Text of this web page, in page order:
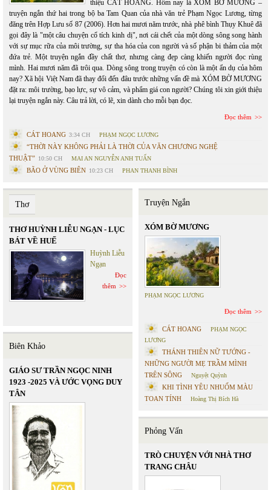
thiệu CÁT HOANG. Hôm nay là XÓM BỜ MƯƠNG –
truyện ngắn thứ hai trong bộ ba Tam Quan của nhà văn trẻ Phạm Ngọc Lương, từng
đăng trên Hợp Lưu số 87 (2006). Hơn hai mươi năm trước, nhà phê bình Thụy Khuê đã
gọi đây là "một câu chuyện cổ tích kinh dị", nơi cái chết của một dòng sông song hành
với sự mục rữa của môi trường, sự tha hóa của con người và số phận bi thảm của một
đứa trẻ. Một truyện ngắn đầy chất thơ, nhưng càng đẹp càng khiến người đọc rùng
mình. Hai mươi năm đã trôi qua. Dòng sông trong truyện có còn là một ẩn dụ của hôm
nay? Xã hội Việt Nam đã thay đổi đến đâu trước những vấn đề mà XÓM BỜ MƯƠNG
đặt ra: môi trường, bạo lực, sự vô cảm, và phẩm giá con người? Chúng tôi xin giới thiệu
lại truyện ngắn này. Câu trả lời, có lẽ, xin dành cho mỗi bạn đọc.
Đọc thêm
CÁT HOANG 3:34 CH PHẠM NGỌC LƯƠNG
“THỜI NÀY KHÔNG PHẢI LÀ THỜI CỦA VĂN CHƯƠNG NGHỆ
THUẬT” 10:50 CH MAI AN NGUYỄN ANH TUẤN
BÃO Ở VÙNG BIÊN 10:23 CH PHAN THANH BÌNH
Thơ
THƠ HUỲNH LIỄU NGẠN - LỤC
BÁT VỀ HUẾ
Huỳnh Liễu
Ngạn
Đọc
thêm
Biên Khảo
GIÁO SƯ TRẦN NGỌC NINH
1923 -2025 VÀ ƯỚC VỌNG DUY
TÂN
Truyện Ngắn
XÓM BỜ MƯƠNG
PHẠM NGỌC LƯƠNG
Đọc thêm
CÁT HOANG
PHẠM NGỌC
LƯƠNG
THÁNH THIÊN NỮ TƯỚNG -
NHỮNG NGƯỜI MẸ TRẦM MÌNH
TRÊN SÔNG
Nguyệt Quỳnh
KHI TÌNH YÊU NHUỐM MÀU
TOAN TÍNH
Hoàng Thị Bích Hà
Phỏng Vấn
TRÒ CHUYỆN VỚI NHÀ THƠ
TRANG CHÂU